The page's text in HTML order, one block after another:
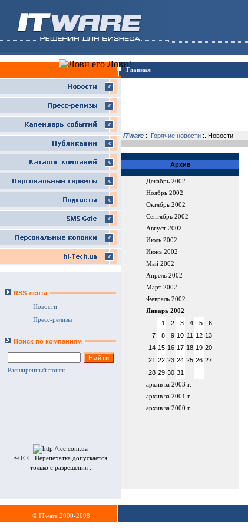
Главная
RSS-лента
Новости
Пресс-релизы
Поиск по компаниям
Расширенный поиск
© ICC. Перепечатка допускается
только с разрешения .
ITware :. Горячие новости :. Новости
Архив
Декабрь 2002
Ноябрь 2002
Октябрь 2002
Сентябрь 2002
Август 2002
Июль 2002
Июнь 2002
Май 2002
Апрель 2002
Март 2002
Февраль 2002
Январь 2002
1 2 3 4 5
6
7
8 9 10 11 12 13
14 15 16 17 18 19 20
21 22 23 24 25 26 27
28 29 30 31
архив за 2003 г.
архив за 2001 г.
архив за 2000 г.
© ITware 2000-2008